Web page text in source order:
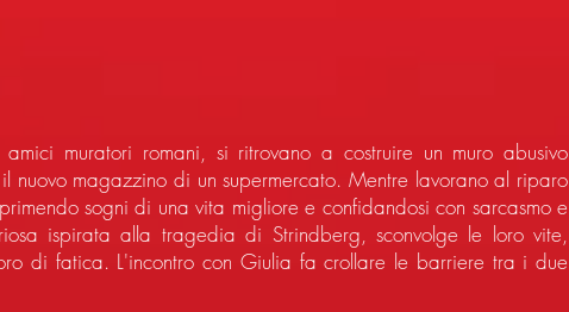
muratori romani, si ritrovano a costruire un muro abusivo
magazzino di un supermercato. Mentre lavorano al riparo
sogni di una vita migliore e confidandosi con sarcasmo e
ispirata alla tragedia di Strindberg, sconvolge le loro vite,
di fatica. L'incontro con Giulia fa crollare le barriere tra i due